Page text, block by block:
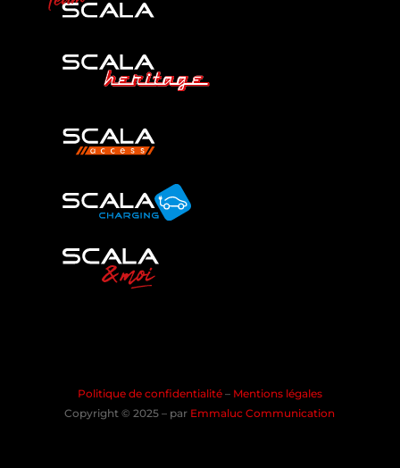
Politique de confidentialité – Mentions légales
Copyright © 2025 – par Emmaluc Communication